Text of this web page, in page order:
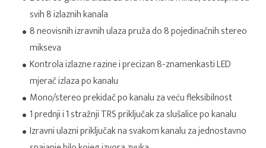
svih 8 izlaznih kanala
8 neovisnih izravnih ulaza pruža do 8 pojedinačnih stereo
mikseva
Kontrola izlazne razine i precizan 8-znamenkasti LED
mjerač izlaza po kanalu
Mono/stereo prekidač po kanalu za veću fleksibilnost
1 prednji i 1 stražnji TRS priključak za slušalice po kanalu
Izravni ulazni priključak na svakom kanalu za jednostavno